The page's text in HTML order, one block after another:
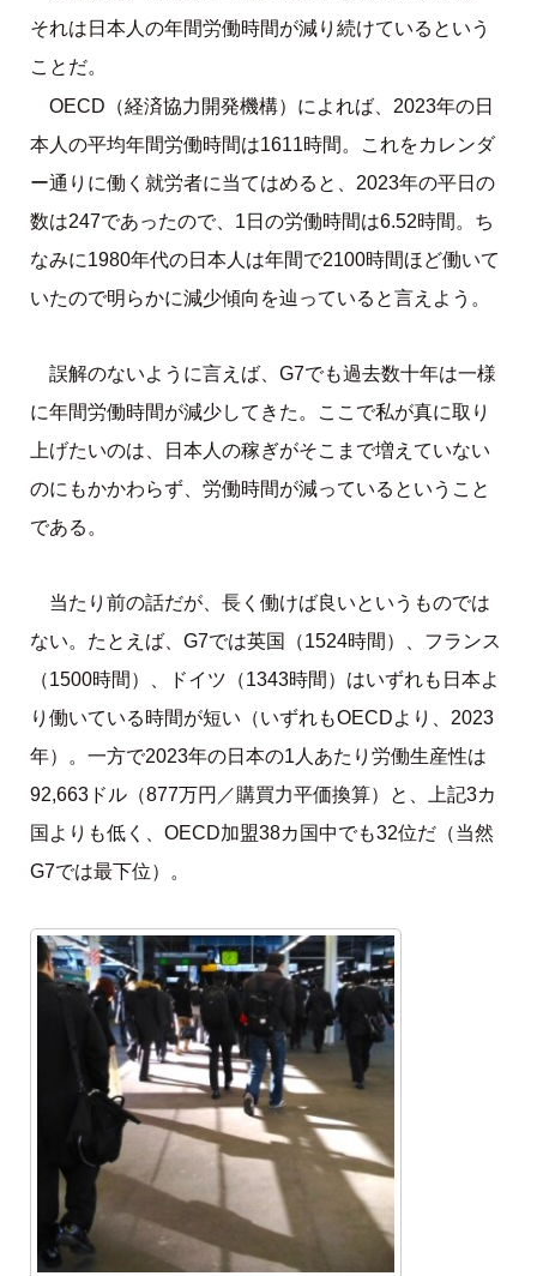
それは日本人の年間労働時間が減り続けているという
ことだ。
OECD（経済協力開発機構）によれば、2023年の日
本人の平均年間労働時間は1611時間。これをカレンダ
ー通りに働く就労者に当てはめると、2023年の平日の
数は247であったので、1日の労働時間は6.52時間。ち
なみに1980年代の日本人は年間で2100時間ほど働いて
いたので明らかに減少傾向を辿っていると言えよう。
誤解のないように言えば、G7でも過去数十年は一様
に年間労働時間が減少してきた。ここで私が真に取り
上げたいのは、日本人の稼ぎがそこまで増えていない
のにもかかわらず、労働時間が減っているということ
である。
当たり前の話だが、長く働けば良いというものでは
ない。たとえば、G7では英国（1524時間）、フランス
（1500時間）、ドイツ（1343時間）はいずれも日本よ
り働いている時間が短い（いずれもOECDより、2023
年）。一方で2023年の日本の1人あたり労働生産性は
92,663ドル（877万円／購買力平価換算）と、上記3カ
国よりも低く、OECD加盟38カ国中でも32位だ（当然
G7では最下位）。